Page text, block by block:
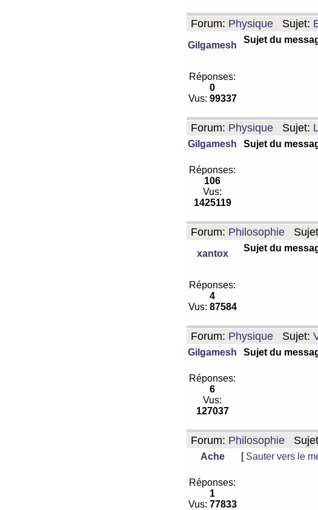
Forum: Physique Sujet:
Gilgamesh
Sujet du
Réponses:
0
Vus: 99337
Forum: Physique Sujet:
Gilgamesh Sujet du
Réponses:
106
Vus:
1425119
Forum: Philosophie
xantox
Sujet du
Réponses:
4
Vus: 87584
Forum: Physique Sujet:
Gilgamesh Sujet du
Réponses:
6
Vus:
127037
Forum: Philosophie
Ache [ Sauter vers le
Réponses:
1
Vus: 77833